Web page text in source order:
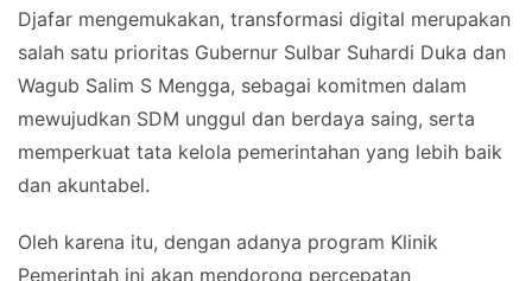
Djafar mengemukakan, transformasi digital merupakan
salah satu prioritas Gubernur Sulbar Suhardi Duka dan
Wagub Salim S Mengga, sebagai komitmen dalam
mewujudkan SDM unggul dan berdaya saing, serta
memperkuat tata kelola pemerintahan yang lebih baik
dan akuntabel.
Oleh karena itu, dengan adanya program Klinik
Pemerintah ini akan mendorong percepatan